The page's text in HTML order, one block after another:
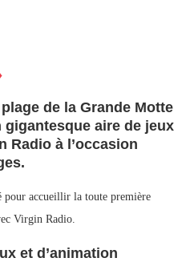
de la Grande Motte
aire de jeux
Radio à l’occasion
pour accueillir la toute première
Virgin Radio.
et d’animation